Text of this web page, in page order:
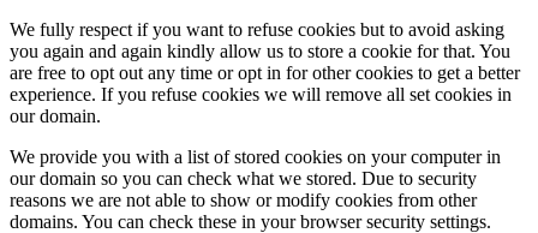
We fully respect if you want to refuse cookies but to avoid asking
you again and again kindly allow us to store a cookie for that. You
are free to opt out any time or opt in for other cookies to get a better
experience. If you refuse cookies we will remove all set cookies in
our domain.
We provide you with a list of stored cookies on your computer in
our domain so you can check what we stored. Due to security
reasons we are not able to show or modify cookies from other
domains. You can check these in your browser security settings.